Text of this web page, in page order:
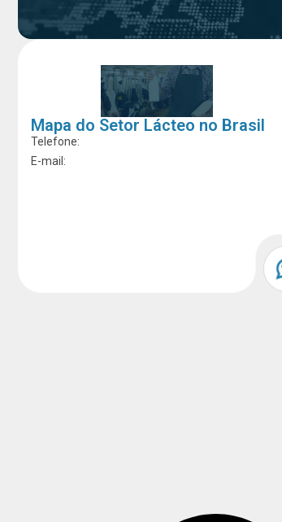
Mapa do Setor Lácteo no Brasil
Telefone:
E-mail: